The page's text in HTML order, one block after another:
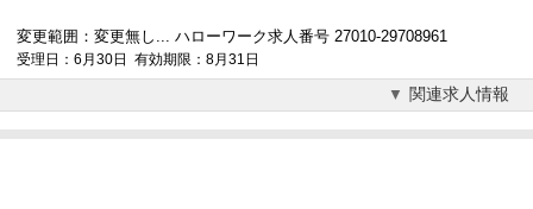
変更範囲：変更無し... ハローワーク求人番号 27010-29708961
受理日：6月30日 有効期限：8月31日
関連求人情報